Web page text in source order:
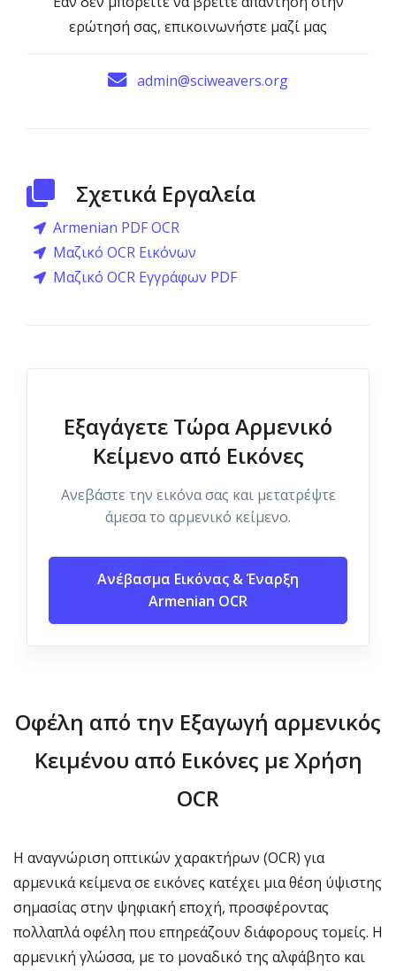
ερώτησή σας, επικοινωνήστε μαζί μας
admin@sciweavers.org
Σχετικά Εργαλεία
Armenian PDF OCR
Μαζικό OCR Εικόνων
Μαζικό OCR Εγγράφων PDF
Εξαγάγετε Τώρα Αρμενικό
Κείμενο από Εικόνες
Ανεβάστε την εικόνα σας και μετατρέψτε
άμεσα το αρμενικό κείμενο.
Ανέβασμα Εικόνας & Έναρξη
Armenian OCR
Οφέλη από την Εξαγωγή αρμενικός
Κειμένου από Εικόνες με Χρήση
OCR
Η αναγνώριση οπτικών χαρακτήρων (OCR) για
αρμενικά κείμενα σε εικόνες κατέχει μια θέση ύψιστης
σημασίας στην ψηφιακή εποχή, προσφέροντας
πολλαπλά οφέλη που επηρεάζουν διάφορους τομείς. Η
αρμενική γλώσσα, με το μοναδικό της αλφάβητο και